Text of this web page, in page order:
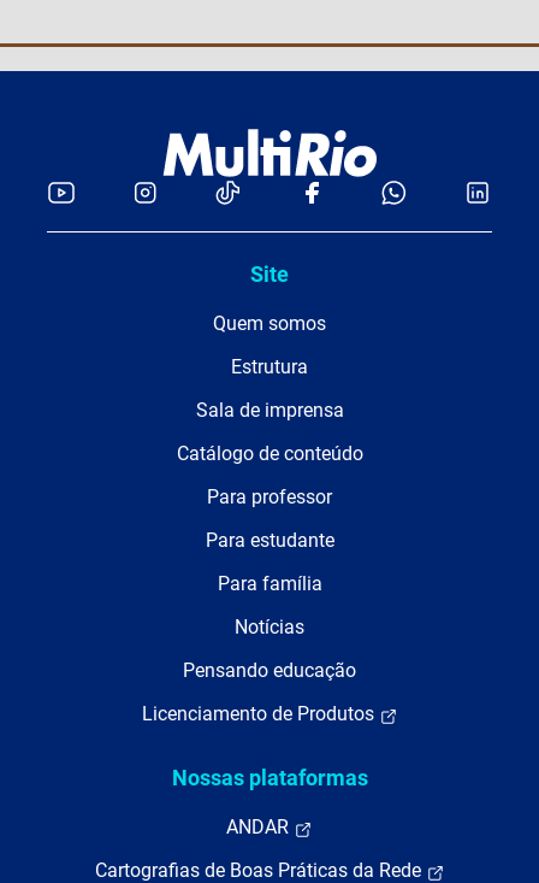
Site
Quem somos
Estrutura
Sala de imprensa
Catálogo de conteúdo
Para professor
Para estudante
Para família
Notícias
Pensando educação
Licenciamento de Produtos
Nossas plataformas
ANDAR
Cartografias de Boas Práticas da Rede